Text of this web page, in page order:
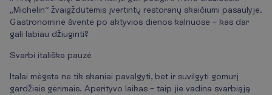
„Michelin“ žvaigždutėmis įvertintų restoranų skaičiumi pasaulyje.
Gastronominė šventė po aktyvios dienos kalnuose – kas dar
gali labiau džiuginti?
Svarbi itališka pauzė
Italai mėgsta ne tik skaniai pavalgyti, bet ir suvilgyti gomurį
gardžiais gėrimais. Aperityvo laikas – taip jie vadina svarbiąją